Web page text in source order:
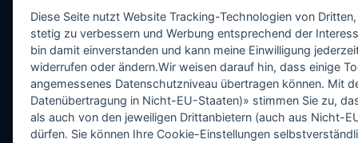
Diese Seite nutzt Website Tracking-Technologien von
stetig zu verbessern und Werbung entsprechend der
bin damit einverstanden und kann meine Einwilligung
widerrufen oder ändern.Wir weisen darauf hin, dass einige
angemessenes Datenschutzniveau übertragen können. Mit
Datenübertragung in Nicht-EU-Staaten)» stimmen Sie zu,
als auch von den jeweiligen Drittanbietern (auch aus Nicht-
dürfen. Sie können Ihre Cookie-Einstellungen